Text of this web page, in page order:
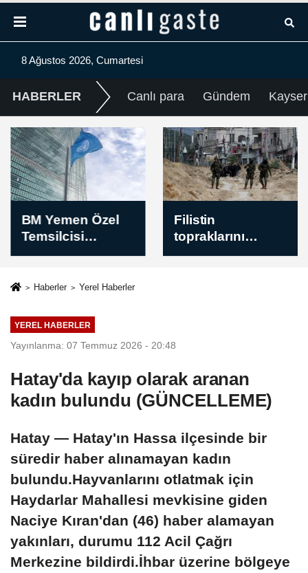
8 Ağustos 2026, Cumartesi
HABERLER Canlı para Gündem
BM Yemen Özel
Temsilcisi
Grundberg:
çaplı çatışma
karşıya
Filistin
topraklarını
gasbeden
Haberler Yerel Haberler
YEREL HABERLER
Yayınlanma: 07 Temmuz 2026 - 20:48
Hatay'da kayıp olarak aranan
kadın bulundu (GÜNCELLEME)
Hatay — Hatay'ın Hassa ilçesinde bir
süredir haber alınamayan kadın
bulundu.Hayvanlarını otlatmak için
Haydarlar Mahallesi mevkisine giden
Naciye Kıran'dan (46) haber alamayan
yakınları, durumu 112 Acil Çağrı
Merkezine bildirdi.İhbar üzerine bölgeye